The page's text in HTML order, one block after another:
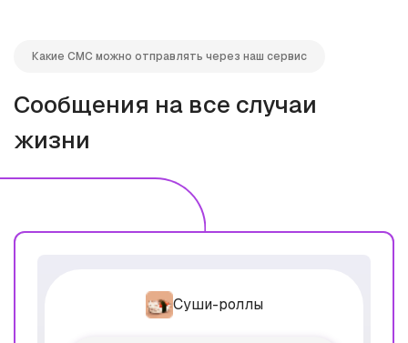
Какие СМС можно отправлять через наш сервис
Сообщения на все случаи
жизни
Суши-роллы